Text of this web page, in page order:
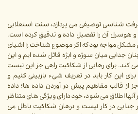
شناسی توصیفی می پردازد، سنت استعلایی
هوسرل آن را تفصیل داده و تدقیق کرده است.
مشکل مواجه بود که اگر موضوع شناخت را اشیای
جدایی میان سوژه و ابژه قائل شده ایم و این
کند. برای رهایی از شکاکیت راهی جز این نیست
این کار باید در تعریف شیء بازبینی کنیم و
قالب مفاهیم پیش در آوردن داده ها؛ داده
اطلاق می شود، خود دارای ویژگی های متناظر
جدایی در کار نیست و برهان شکاکیت باطل می